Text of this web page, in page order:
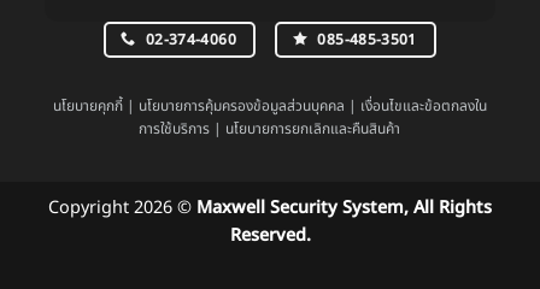
02-374-4060 085-485-3501
นโยบายคุกกี้| นโยบายการคุ้มครองข้อมูลส่วนบุคคล | เงื่อนไขและข้อตกลงใน
การใช้บริการ | นโยบายการยกเลิกและคืนสินค้า
Copyright 2026 © Maxwell Security System, All Rights
Reserved.